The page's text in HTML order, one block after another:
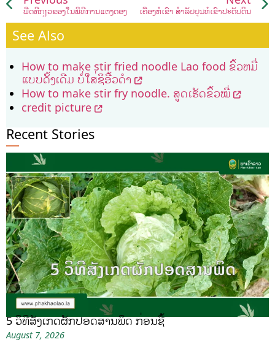
ພືດທີ່ກ່ຽວຂ້ອງໃນພິທີການແຕ່ງດອງ ເຄື່ອງຫໍ່ເຂົ້າ ສຳລັບບຸນຫໍ່ເຂົ້າປະດັບດິນ
See Also
How to make stir fried noodle Lao food ຂົ້ວຫມີ່
ແບບດັ້ງເດີມ ບໍ່ໃສ່ຊິອີ້ວດຳ
How to make stir fry noodle. ສູດເຮັດຂົ້ວໝີ່
credit picture
Recent Stories
5 ວິທີສັງເກດຜັກປອດສານພິດ ກ່ອນຊື້
August 7, 2026